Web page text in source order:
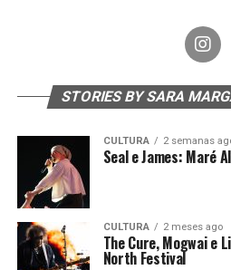
STORIES BY SARA
CULTURA 2 semanas
Seal e James: Maré
CULTURA 2 meses ago
The Cure, Mogwai e
North Festival